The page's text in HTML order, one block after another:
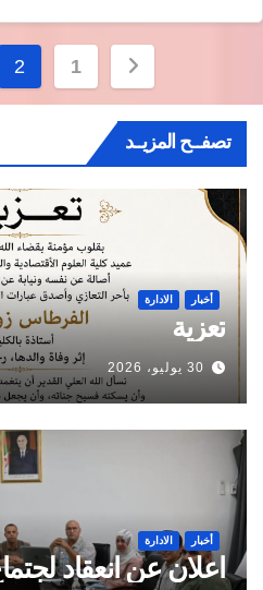
تصفّح
المقالات
تصفــح المزيــد
أخبار الادارة
تعزية
30 يوليو، 2026
أخبار الادارة
اعلان عن انعقاد لجتماع